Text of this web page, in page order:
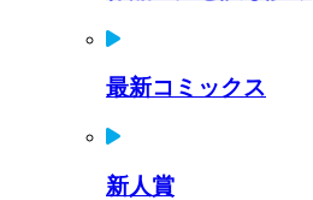
最新コミックス
新人賞